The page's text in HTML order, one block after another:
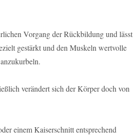
Vorgang der Rückbildung und lässt
gestärkt und den Muskeln wertvolle
verändert sich der Körper doch von
einem Kaiserschnitt entsprechend